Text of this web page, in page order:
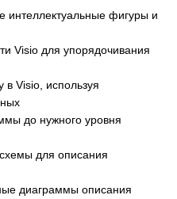
интеллектуальные фигуры и
Visio для упорядочивания
в Visio, используя
до нужного уровня
для описания
диаграммы описания